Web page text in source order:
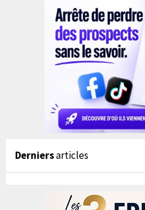
Derniersarticles